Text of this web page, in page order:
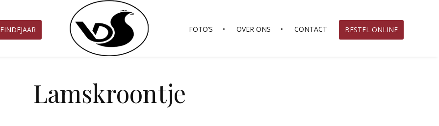
EINDEJAAR FOTO’S OVER ONS CONTACT BESTEL ONLINE
Lamskroontje